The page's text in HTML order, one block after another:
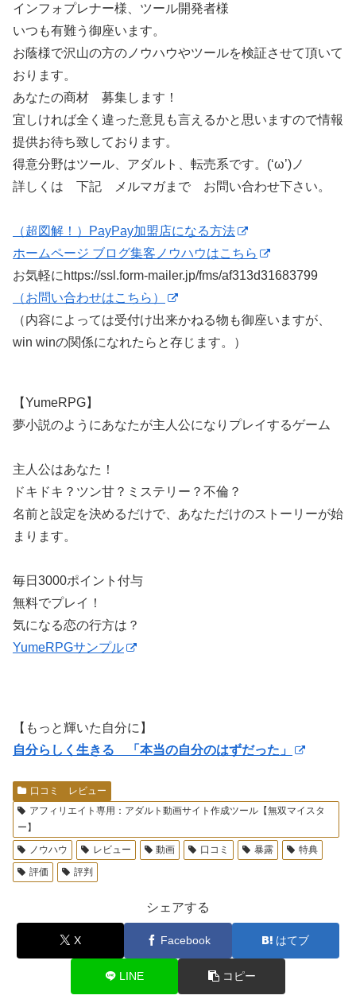
インフォプレナー様、ツール開発者様
いつも有難う御座います。
お蔭様で沢山の方のノウハウやツールを検証させて頂いて
おります。
あなたの商材 募集します！
宜しければ全く違った意見も言えるかと思いますので情報
提供お待ち致しております。
得意分野はツール、アダルト、転売系です。(‘ω’)ノ
詳しくは 下記 メルマガまで お問い合わせ下さい。
（超図解！）PayPay加盟店になる方法
ホームページ ブログ集客ノウハウはこちら
お気軽にhttps://ssl.form-mailer.jp/fms/af313d31683799
（お問い合わせはこちら）
（内容によっては受付け出来かねる物も御座いますが、
win winの関係になれたらと存じます。）
【YumeRPG】
夢小説のようにあなたが主人公になりプレイするゲーム
主人公はあなた！
ドキドキ？ツン甘？ミステリー？不倫？
名前と設定を決めるだけで、あなただけのストーリーが始
まります。
毎日3000ポイント付与
無料でプレイ！
気になる恋の行方は？
YumeRPGサンプル
【もっと輝いた自分に】
自分らしく生きる 「本当の自分のはずだった」
口コミ レビュー
アフィリエイト専用：アダルト動画サイト作成ツール【無双マイスタ
ー】
ノウハウ
レビュー 動画 口コミ 暴露
特典
評価
評判
シェアする
X Facebook はてブ
LINE コピー